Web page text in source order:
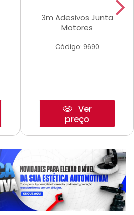
3m Adesivos Junta
Motores
Código: 9690
Ver
preço